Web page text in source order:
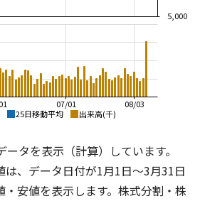
25日移動平均 出来高(千)
08/03
07/01
5,000
5,500
6,000
6,500
4,000
5,000
6,000
タを表示（計算）しています。
は、データ日付が1月1日～3月31日
・安値を表示します。株式分割・株